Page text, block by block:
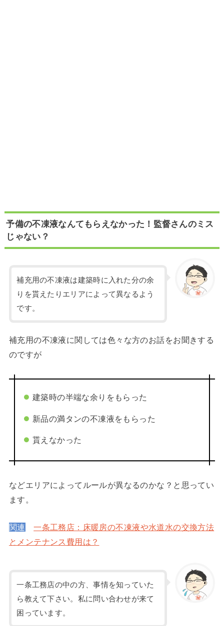
予備の不凍液なんてもらえなかった！監督さんのミス
じゃない？
補充用の不凍液は建築時に入れた分の余
りを貰えたりエリアによって異なるよう
です。
補充用の不凍液に関しては色々な方のお話をお聞きする
のですが
建築時の半端な余りをもらった
新品の満タンの不凍液をもらった
貰えなかった
などエリアによってルールが異なるのかな？と思ってい
ます。
関連
一条工務店：床暖房の不凍液や水道水の交換方法
とメンテナンス費用は？
一条工務店の中の方、事情を知っていた
ら教えて下さい。私に問い合わせが来て
困っています。